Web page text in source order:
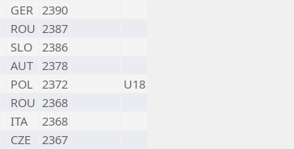
GER 2390
ROU 2387
SLO 2386
AUT 2378
POL 2372
U18
ROU 2368
ITA
2368
CZE
2367